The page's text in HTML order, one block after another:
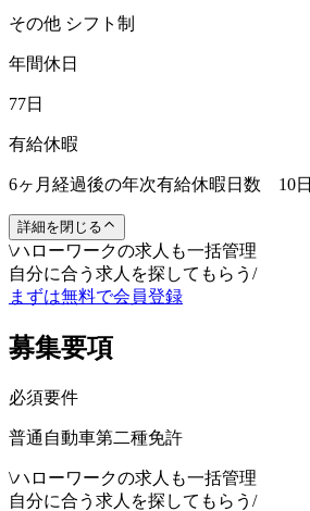
その他 シフト制
年間休日
77日
有給休暇
6ヶ月経過後の年次有給休暇日数 10日
詳細を閉じる
\ハローワークの求人も一括管理
自分に合う求人を探してもらう /
まずは無料で会員登録
募集要項
必須要件
普通自動車第二種免許
\ハローワークの求人も一括管理
自分に合う求人を探してもらう /